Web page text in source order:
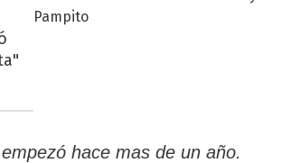
hace mas de un año.